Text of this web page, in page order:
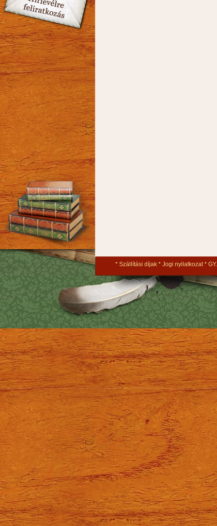
Szállítási díjak Jogi nyilatkozat